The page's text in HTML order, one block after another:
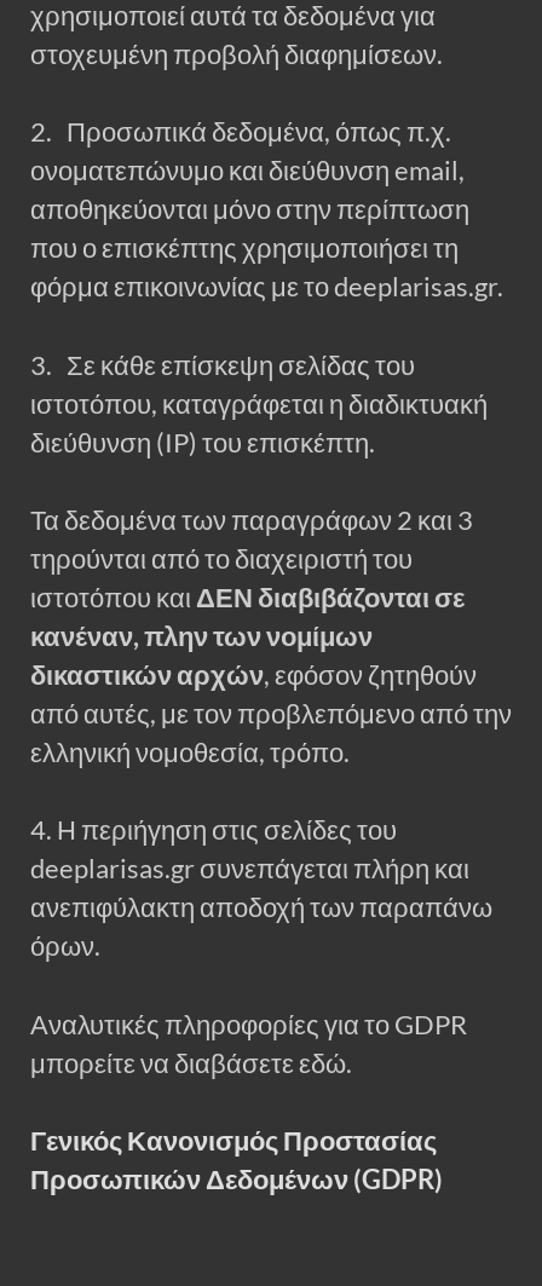
χρησιμοποιεί αυτά τα δεδομένα για
στοχευμένη προβολή διαφημίσεων.
2. Προσωπικά δεδομένα, όπως π.χ.
ονοματεπώνυμο και διεύθυνση email,
αποθηκεύονται μόνο στην περίπτωση
που ο επισκέπτης χρησιμοποιήσει τη
φόρμα επικοινωνίας με το deeplarisas.gr.
3. Σε κάθε επίσκεψη σελίδας του
ιστοτόπου, καταγράφεται η διαδικτυακή
διεύθυνση (IP) του επισκέπτη.
Τα δεδομένα των παραγράφων 2 και 3
τηρούνται από το διαχειριστή του
ιστοτόπου και ΔΕΝ διαβιβάζονται σε
κανέναν, πλην των νομίμων
δικαστικών αρχών, εφόσον ζητηθούν
από αυτές, με τον προβλεπόμενο από την
ελληνική νομοθεσία, τρόπο.
4. Η περιήγηση στις σελίδες του
deeplarisas.gr συνεπάγεται πλήρη και
ανεπιφύλακτη αποδοχή των παραπάνω
όρων.
Αναλυτικές πληροφορίες για το GDPR
μπορείτε να διαβάσετε εδώ.
Γενικός Κανονισμός Προστασίας
Προσωπικών Δεδομένων (GDPR)